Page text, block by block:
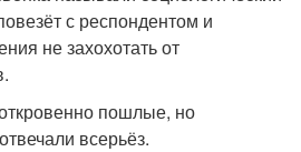
с респондентом и
не захохотать от
пошлые, но
всерьёз.